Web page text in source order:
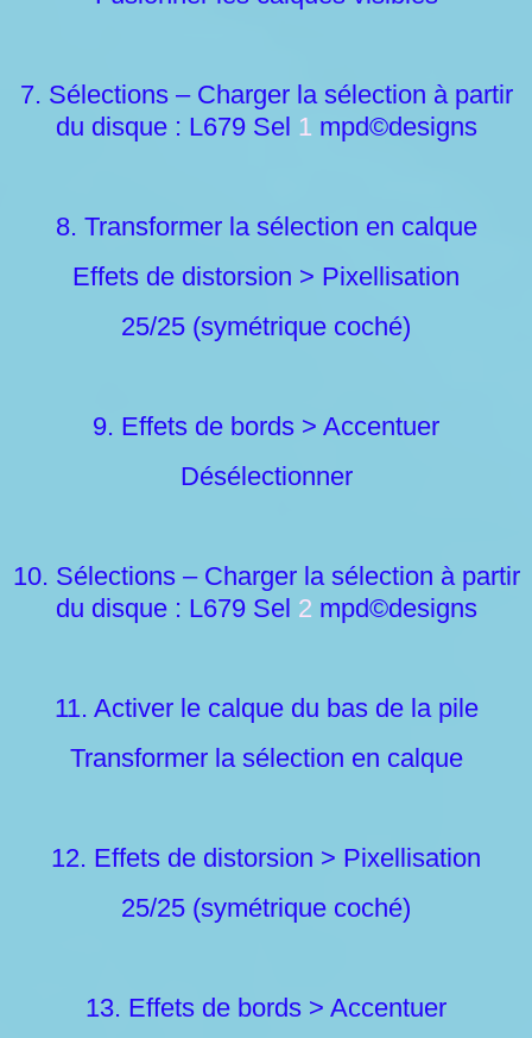
7. Sélections – Charger la sélection à partir
du disque : L679 Sel 1 mpd©designs
8. Transformer la sélection en calque
Effets de distorsion > Pixellisation
25/25 (symétrique coché)
9. Effets de bords > Accentuer
Désélectionner
10. Sélections – Charger la sélection à partir
du disque : L679 Sel 2 mpd©designs
11. Activer le calque du bas de la pile
Transformer la sélection en calque
12. Effets de distorsion > Pixellisation
25/25 (symétrique coché)
13. Effets de bords > Accentuer